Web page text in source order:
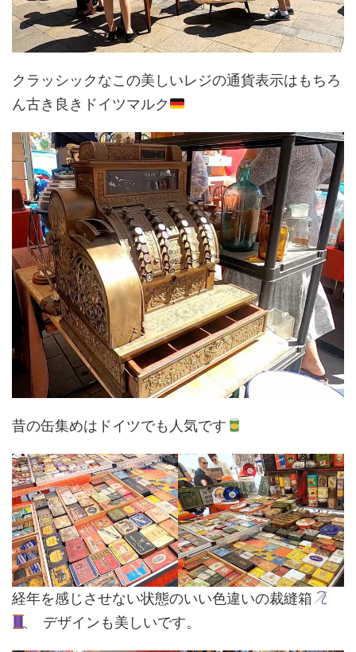
クラッシックなこの美しいレジの通貨表示はもちろ
ん古き良きドイツマルク
昔の缶集めはドイツでも人気です
経年を感じさせない状態のいい色違いの裁縫箱
デザインも美しいです。